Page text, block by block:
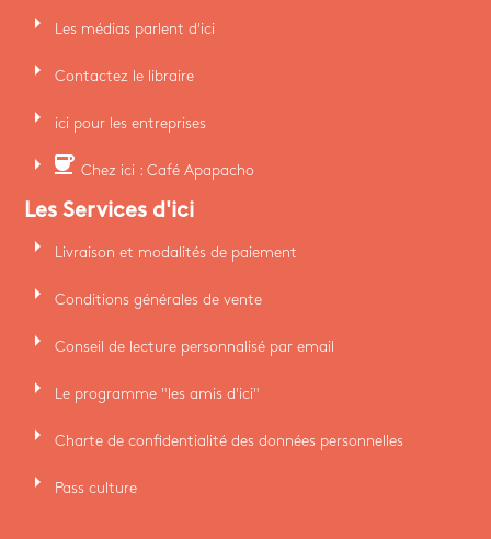
arrow_right Les médias parlent d'ici
arrow_right Contactez le libraire
arrow_right ici pour les entreprises
arrow_right coffee Chez ici : Café Apapacho
Les Services d'ici
arrow_right Livraison et modalités de paiement
arrow_right Conditions générales de vente
arrow_right Conseil de lecture personnalisé par email
arrow_right Le programme "les amis d'ici"
arrow_right Charte de confidentialité des données personnelles
arrow_right Pass culture